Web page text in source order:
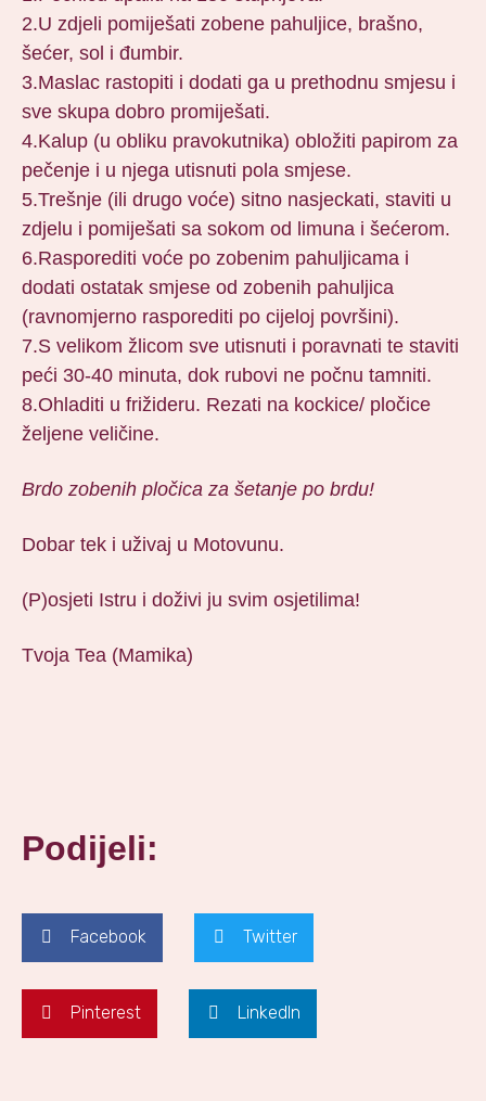
2.U zdjeli pomiješati zobene pahuljice, brašno,
šećer, sol i đumbir.
3.Maslac rastopiti i dodati ga u prethodnu smjesu i
sve skupa dobro promiješati.
4.Kalup (u obliku pravokutnika) obložiti papirom za
pečenje i u njega utisnuti pola smjese.
5.Trešnje (ili drugo voće) sitno nasjeckati, staviti u
zdjelu i pomiješati sa sokom od limuna i šećerom.
6.Rasporediti voće po zobenim pahuljicama i
dodati ostatak smjese od zobenih pahuljica
(ravnomjerno rasporediti po cijeloj površini).
7.S velikom žlicom sve utisnuti i poravnati te staviti
peći 30-40 minuta, dok rubovi ne počnu tamniti.
8.Ohladiti u frižideru. Rezati na kockice/ pločice
željene veličine.
Brdo zobenih pločica za šetanje po brdu!
Dobar tek i uživaj u Motovunu.
(P)osjeti Istru i doživi ju svim osjetilima!
Tvoja Tea (Mamika)
Podijeli:
Facebook Twitter
Pinterest LinkedIn